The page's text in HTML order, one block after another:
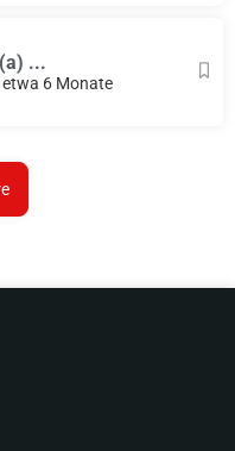
...
6 Monate